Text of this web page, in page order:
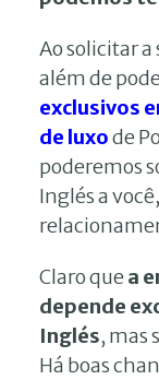
Ao solicitar a
além de
exclusivos
de luxode
poderemos
Inglés a
Claro quea
depende
Inglés, mas
Há boas